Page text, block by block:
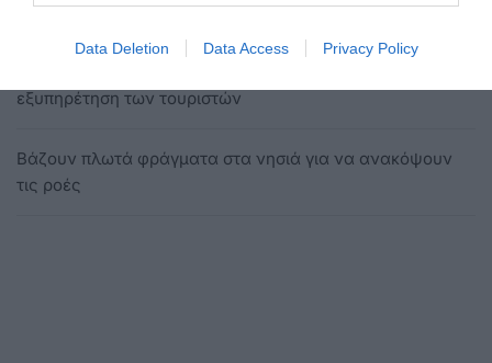
Data Deletion Data Access Privacy Policy
ΕΟΦ; Τέλος στα Tamiflu χωρίς συνταγή γιατρού
εξυπηρέτηση των τουριστών
Βάζουν πλωτά φράγματα στα νησιά για να ανακόψουν
τις ροές